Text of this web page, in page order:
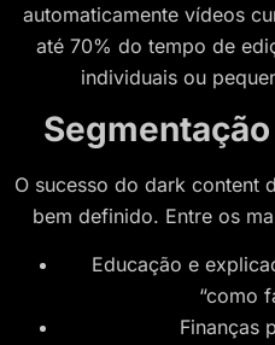
automaticamente vídeos
até 70% do tempo de
individuais ou
O sucesso do dark content
bem definido. Entre os
Educação e
“como
Finanças